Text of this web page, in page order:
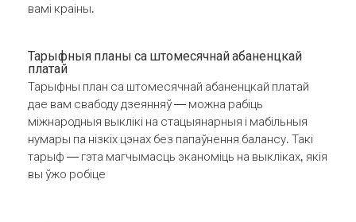
вамі краіны.
Тарыфныя планы са штомесячнай абаненцкай
платай
Тарыфны план са штомесячнай абаненцкай платай
дае вам свабоду дзеянняў — можна рабіць
міжнародныя выклікі на стацыянарныя і мабільныя
нумары па нізкіх цэнах без папаўнення балансу. Такі
тарыф — гэта магчымасць эканоміць на выкліках, якія
вы ўжо робіце